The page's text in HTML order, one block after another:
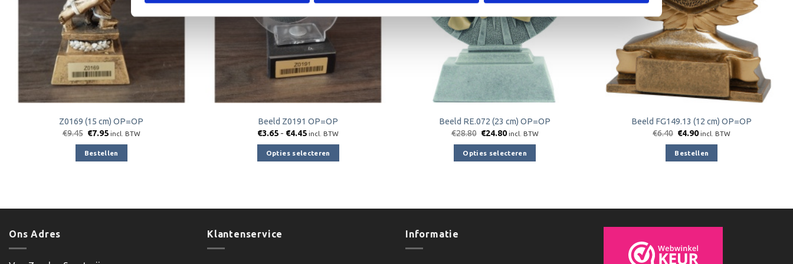
Z0169 (15 cm) OP=OP
€9.45 Oorspronkelijke
was:
€9.45.
€7.95Huidige
is:
€7.95.
incl. BTW
Bestellen
Beeld Z0191 OP=OP
€3.65 - €4.45Prijsklasse:
tot
€4.45
incl. BTW
Opties selecteren
meerdere
Beeld RE.072 (23 cm) OP=OP
€28.80 Oorspronkelijke
€28.80.
€24.80Huidige
is:
€24.80.
incl. BTW
Opties selecteren
meerdere
Beeld FG149.13 (12 cm) OP=OP
€6.40 Oorspronkelijke
was:
€6.40.
€4.90Huidige
is:
€4.90.
incl. BTW
Bestellen
Ons Adres Klantenservice Informatie